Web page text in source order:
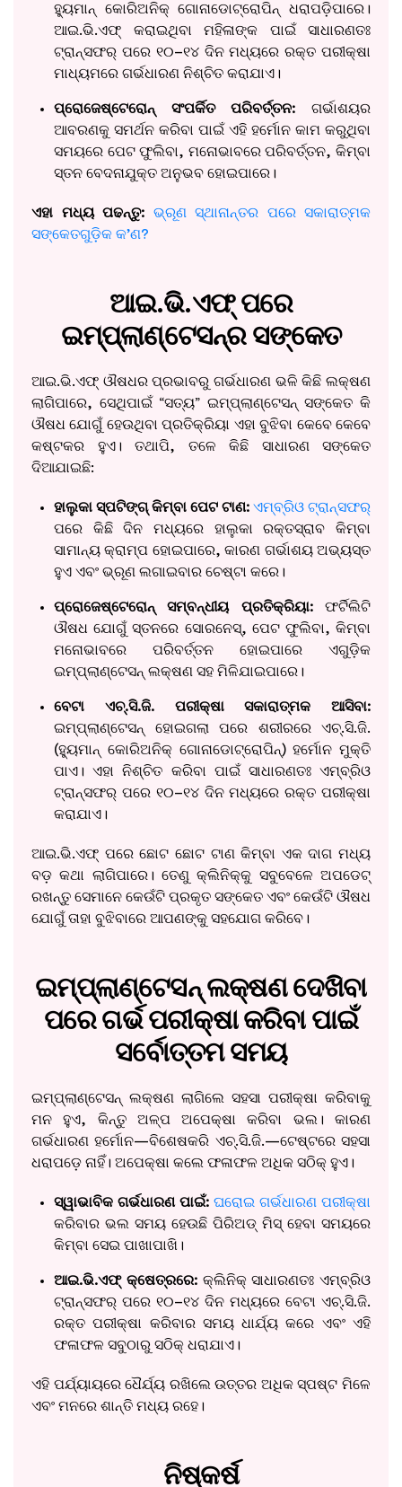
ହ୍ୟୁମାନ୍ କୋରିଅନିକ୍ ଗୋନାଡୋଟ୍ରୋପିନ୍ ଧରାପଡ଼ିପାରେ।
ଆଇ.ଭି.ଏଫ୍ କରାଇଥିବା ମହିଳାଙ୍କ ପାଇଁ ସାଧାରଣତଃ
ଟ୍ରାନ୍ସଫର୍ ପରେ ୧୦–୧୪ ଦିନ ମଧ୍ୟରେ ରକ୍ତ ପରୀକ୍ଷା
ମାଧ୍ୟମରେ ଗର୍ଭଧାରଣ ନିଶ୍ଚିତ କରାଯାଏ।
ପ୍ରୋଜେଷ୍ଟେରୋନ୍ ସଂପର୍କିତ ପରିବର୍ତ୍ତନ: ଗର୍ଭାଶୟର
ଆବରଣକୁ ସମର୍ଥନ କରିବା ପାଇଁ ଏହି ହର୍ମୋନ କାମ କରୁଥିବା
ସମୟରେ ପେଟ ଫୁଲିବା, ମନୋଭାବରେ ପରିବର୍ତ୍ତନ, କିମ୍ବା
ସ୍ତନ ବେଦନାଯୁକ୍ତ ଅନୁଭବ ହୋଇପାରେ।
ଏହା ମଧ୍ୟ ପଢନ୍ତୁ:
ଭ୍ରୂଣ ସ୍ଥାନାନ୍ତର ପରେ ସକାରାତ୍ମକ
ସଙ୍କେତଗୁଡ଼ିକ କ’ଣ?
ଆଇ.ଭି.ଏଫ୍ ପରେ
ଇମ୍ପ୍ଲାଣ୍ଟେସନ୍‌ର ସଙ୍କେତ
ଆଇ.ଭି.ଏଫ୍ ଔଷଧର ପ୍ରଭାବରୁ ଗର୍ଭଧାରଣ ଭଳି କିଛି ଲକ୍ଷଣ
ଲାଗିପାରେ, ସେଥିପାଇଁ “ସତ୍ୟ” ଇମ୍ପ୍ଲାଣ୍ଟେସନ୍ ସଙ୍କେତ କି
ଔଷଧ ଯୋଗୁଁ ହେଉଥିବା ପ୍ରତିକ୍ରିୟା ଏହା ବୁଝିବା କେବେ କେବେ
କଷ୍ଟକର ହୁଏ। ତଥାପି, ତଳେ କିଛି ସାଧାରଣ ସଙ୍କେତ
ଦିଆଯାଇଛି:
ହାଲୁକା ସ୍ପଟିଙ୍ଗ୍ କିମ୍ବା ପେଟ ଟାଣ: ଏମ୍ବ୍ରିଓ ଟ୍ରାନ୍ସଫର୍
ପରେ କିଛି ଦିନ ମଧ୍ୟରେ ହାଲୁକା ରକ୍ତସ୍ରାବ କିମ୍ବା
ସାମାନ୍ୟ କ୍ରାମ୍ପ ହୋଇପାରେ, କାରଣ ଗର୍ଭାଶୟ ଅଭ୍ୟସ୍ତ
ହୁଏ ଏବଂ ଭ୍ରୂଣ ଲଗାଇବାର ଚେଷ୍ଟା କରେ।
ପ୍ରୋଜେଷ୍ଟେରୋନ୍ ସମ୍ବନ୍ଧୀୟ ପ୍ରତିକ୍ରିୟା:ଫର୍ଟିଲିଟି
ଔଷଧ ଯୋଗୁଁ ସ୍ତନରେ ସୋରନେସ୍, ପେଟ ଫୁଲିବା, କିମ୍ବା
ମନୋଭାବରେ ପରିବର୍ତ୍ତନ ହୋଇପାରେ ଏଗୁଡ଼ିକ
ଇମ୍ପ୍ଲାଣ୍ଟେସନ୍ ଲକ୍ଷଣ ସହ ମିଳିଯାଇପାରେ।
ବେଟା ଏଚ୍.ସି.ଜି. ପରୀକ୍ଷା ସକାରାତ୍ମକ ଆସିବା:
ଇମ୍ପ୍ଲାଣ୍ଟେସନ୍ ହୋଇଗଲା ପରେ ଶରୀରରେ ଏଚ୍.ସି.ଜି.
(ହ୍ୟୁମାନ୍ କୋରିଅନିକ୍ ଗୋନାଡୋଟ୍ରୋପିନ୍) ହର୍ମୋନ ମୁକ୍ତି
ପାଏ। ଏହା ନିଶ୍ଚିତ କରିବା ପାଇଁ ସାଧାରଣତଃ ଏମ୍ବ୍ରିଓ
ଟ୍ରାନ୍ସଫର୍ ପରେ ୧୦–୧୪ ଦିନ ମଧ୍ୟରେ ରକ୍ତ ପରୀକ୍ଷା
କରାଯାଏ।
ଆଇ.ଭି.ଏଫ୍ ପରେ ଛୋଟ ଛୋଟ ଟାଣ କିମ୍ବା ଏକ ଦାଗ ମଧ୍ୟ
ବଡ଼ କଥା ଲାଗିପାରେ। ତେଣୁ କ୍ଲିନିକ୍‌କୁ ସବୁବେଳେ ଅପଡେଟ୍
ରଖନ୍ତୁ ସେମାନେ କେଉଁଟି ପ୍ରକୃତ ସଙ୍କେତ ଏବଂ କେଉଁଟି ଔଷଧ
ଯୋଗୁଁ ତାହା ବୁଝିବାରେ ଆପଣଙ୍କୁ ସହଯୋଗ କରିବେ।
ଇମ୍ପ୍ଲାଣ୍ଟେସନ୍ ଲକ୍ଷଣ ଦେଖିବା
ପରେ ଗର୍ଭ ପରୀକ୍ଷା କରିବା ପାଇଁ
ସର୍ବୋତ୍ତମ ସମୟ
ଇମ୍ପ୍ଲାଣ୍ଟେସନ୍ ଲକ୍ଷଣ ଲାଗିଲେ ସହସା ପରୀକ୍ଷା କରିବାକୁ
ମନ ହୁଏ, କିନ୍ତୁ ଅଳ୍ପ ଅପେକ୍ଷା କରିବା ଭଲ। କାରଣ
ଗର୍ଭଧାରଣ ହର୍ମୋନ—ବିଶେଷକରି ଏଚ୍.ସି.ଜି.—ଟେଷ୍ଟରେ ସହସା
ଧରାପଡ଼େ ନାହିଁ। ଅପେକ୍ଷା କଲେ ଫଳାଫଳ ଅଧିକ ସଠିକ୍ ହୁଏ।
ସ୍ୱାଭାବିକ ଗର୍ଭଧାରଣ ପାଇଁ: ଘରୋଇ ଗର୍ଭଧାରଣ ପରୀକ୍ଷା
କରିବାର ଭଲ ସମୟ ହେଉଛି ପିରିଅଡ୍ ମିସ୍ ହେବା ସମୟରେ
କିମ୍ବା ସେଇ ପାଖାପାଖି।
ଆଇ.ଭି.ଏଫ୍ କ୍ଷେତ୍ରରେ:କ୍ଲିନିକ୍ ସାଧାରଣତଃ ଏମ୍ବ୍ରିଓ
ଟ୍ରାନ୍ସଫର୍ ପରେ ୧୦–୧୪ ଦିନ ମଧ୍ୟରେ ବେଟା ଏଚ୍.ସି.ଜି.
ରକ୍ତ ପରୀକ୍ଷା କରିବାର ସମୟ ଧାର୍ଯ୍ୟ କରେ ଏବଂ ଏହି
ଫଳାଫଳ ସବୁଠାରୁ ସଠିକ୍ ଧରାଯାଏ।
ଏହି ପର୍ଯ୍ୟାୟରେ ଧୈର୍ଯ୍ୟ ରଖିଲେ ଉତ୍ତର ଅଧିକ ସ୍ପଷ୍ଟ ମିଳେ
ଏବଂ ମନରେ ଶାନ୍ତି ମଧ୍ୟ ରହେ।
ନିଷ୍କର୍ଷ